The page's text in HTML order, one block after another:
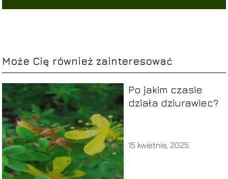
Może Cię również zainteresować
Po jakim czasie
działa dziurawiec?
15 kwietnia, 2025